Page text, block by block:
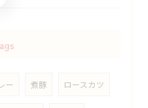
ー 煮豚 ロースカツ